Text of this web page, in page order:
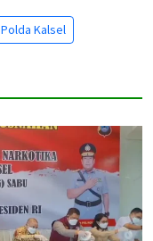
Polda Kalsel